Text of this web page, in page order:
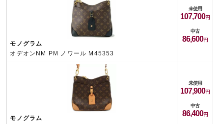
モノグラム
オデオンNM PM ノワール M45353
未使用
107,700
中古
86,600
モノグラム
未使用
107,900
中古
86,400